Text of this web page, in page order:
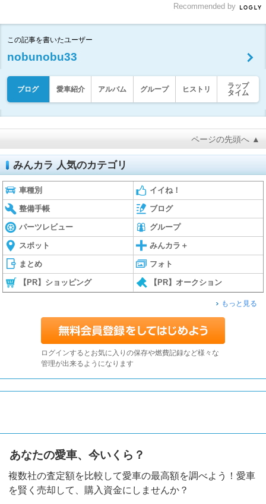
Recommended by
この記事を書いたユーザー
nobunobu33
ブログ 愛車紹介 アルバム グループ ヒストリ
ラップ
タイム
ページの先頭へ ▲
みんカラ 人気のカテゴリ
車種別 イイね！
整備手帳 ブログ
パーツレビュー グループ
スポット みんカラ＋
まとめ フォト
【PR】ショッピング 【PR】オークション
もっと見る
ログインするとお気に入りの保存や燃費記録など様々な
管理が出来るようになります
あなたの愛車、今いくら？
複数社の査定額を比較して愛車の最高額を調べよう！愛車
を賢く売却して、購入資金にしませんか？